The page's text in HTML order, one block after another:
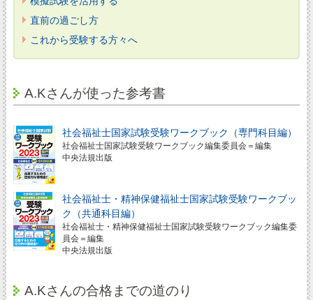
直前の過ごし方
これから受験する方々へ
A.Kさんが使った参考書
社会福祉士国家試験受験ワークブック（専門科目編）
社会福祉士国家試験受験ワークブック編集委員会＝編集
中央法規出版
社会福祉士・精神保健福祉士国家試験受験ワークブッ
ク（共通科目編）
社会福祉士・精神保健福祉士国家試験受験ワークブック編集委
員会＝編集
中央法規出版
A.Kさんの合格までの道のり